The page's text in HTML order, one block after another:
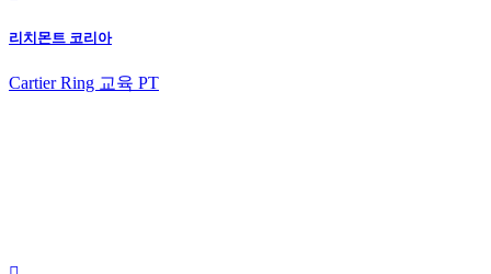
리치몬트 코리아
Cartier Ring 교육 PT